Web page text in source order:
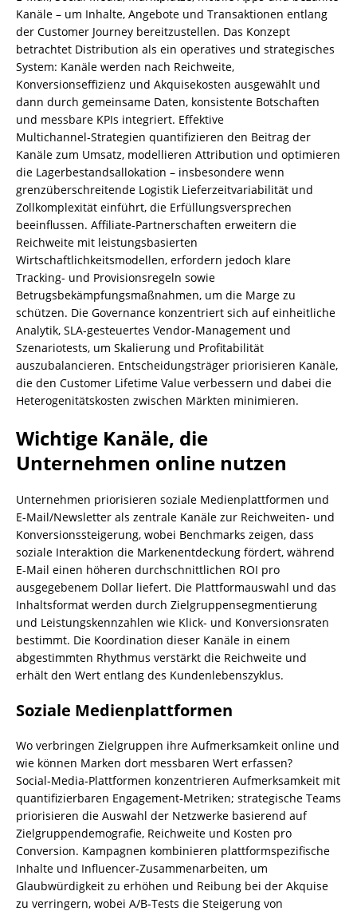
Kanäle – um Inhalte, Angebote und Transaktionen entlang
der Customer Journey bereitzustellen. Das Konzept
betrachtet Distribution als ein operatives und strategisches
System: Kanäle werden nach Reichweite,
Konversionseffizienz und Akquisekosten ausgewählt und
dann durch gemeinsame Daten, konsistente Botschaften
und messbare KPIs integriert. Effektive
Multichannel‑Strategien quantifizieren den Beitrag der
Kanäle zum Umsatz, modellieren Attribution und optimieren
die Lagerbestandsallokation – insbesondere wenn
grenzüberschreitende Logistik Lieferzeitvariabilität und
Zollkomplexität einführt, die Erfüllungsversprechen
beeinflussen. Affiliate‑Partnerschaften erweitern die
Reichweite mit leistungsbasierten
Wirtschaftlichkeitsmodellen, erfordern jedoch klare
Tracking‑ und Provisionsregeln sowie
Betrugsbekämpfungsmaßnahmen, um die Marge zu
schützen. Die Governance konzentriert sich auf einheitliche
Analytik, SLA‑gesteuertes Vendor‑Management und
Szenariotests, um Skalierung und Profitabilität
auszubalancieren. Entscheidungsträger priorisieren Kanäle,
die den Customer Lifetime Value verbessern und dabei die
Heterogenitätskosten zwischen Märkten minimieren.
Wichtige Kanäle, die
Unternehmen online nutzen
Unternehmen priorisieren soziale Medienplattformen und
E-Mail/Newsletter als zentrale Kanäle zur Reichweiten- und
Konversionssteigerung, wobei Benchmarks zeigen, dass
soziale Interaktion die Markenentdeckung fördert, während
E‑Mail einen höheren durchschnittlichen ROI pro
ausgegebenem Dollar liefert. Die Plattformauswahl und das
Inhaltsformat werden durch Zielgruppensegmentierung
und Leistungskennzahlen wie Klick- und Konversionsraten
bestimmt. Die Koordination dieser Kanäle in einem
abgestimmten Rhythmus verstärkt die Reichweite und
erhält den Wert entlang des Kundenlebenszyklus.
Soziale Medienplattformen
Wo verbringen Zielgruppen ihre Aufmerksamkeit online und
wie können Marken dort messbaren Wert erfassen?
Social‑Media‑Plattformen konzentrieren Aufmerksamkeit mit
quantifizierbaren Engagement‑Metriken; strategische Teams
priorisieren die Auswahl der Netzwerke basierend auf
Zielgruppendemografie, Reichweite und Kosten pro
Conversion. Kampagnen kombinieren plattformspezifische
Inhalte und Influencer‑Zusammenarbeiten, um
Glaubwürdigkeit zu erhöhen und Reibung bei der Akquise
zu verringern, wobei A/B‑Tests die Steigerung von